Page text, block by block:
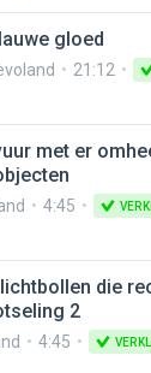
gloed
21:12
met er
4:45
die
2
4:45